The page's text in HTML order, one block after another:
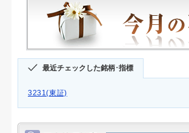
最近チェックした銘柄･指標
3231(東証)